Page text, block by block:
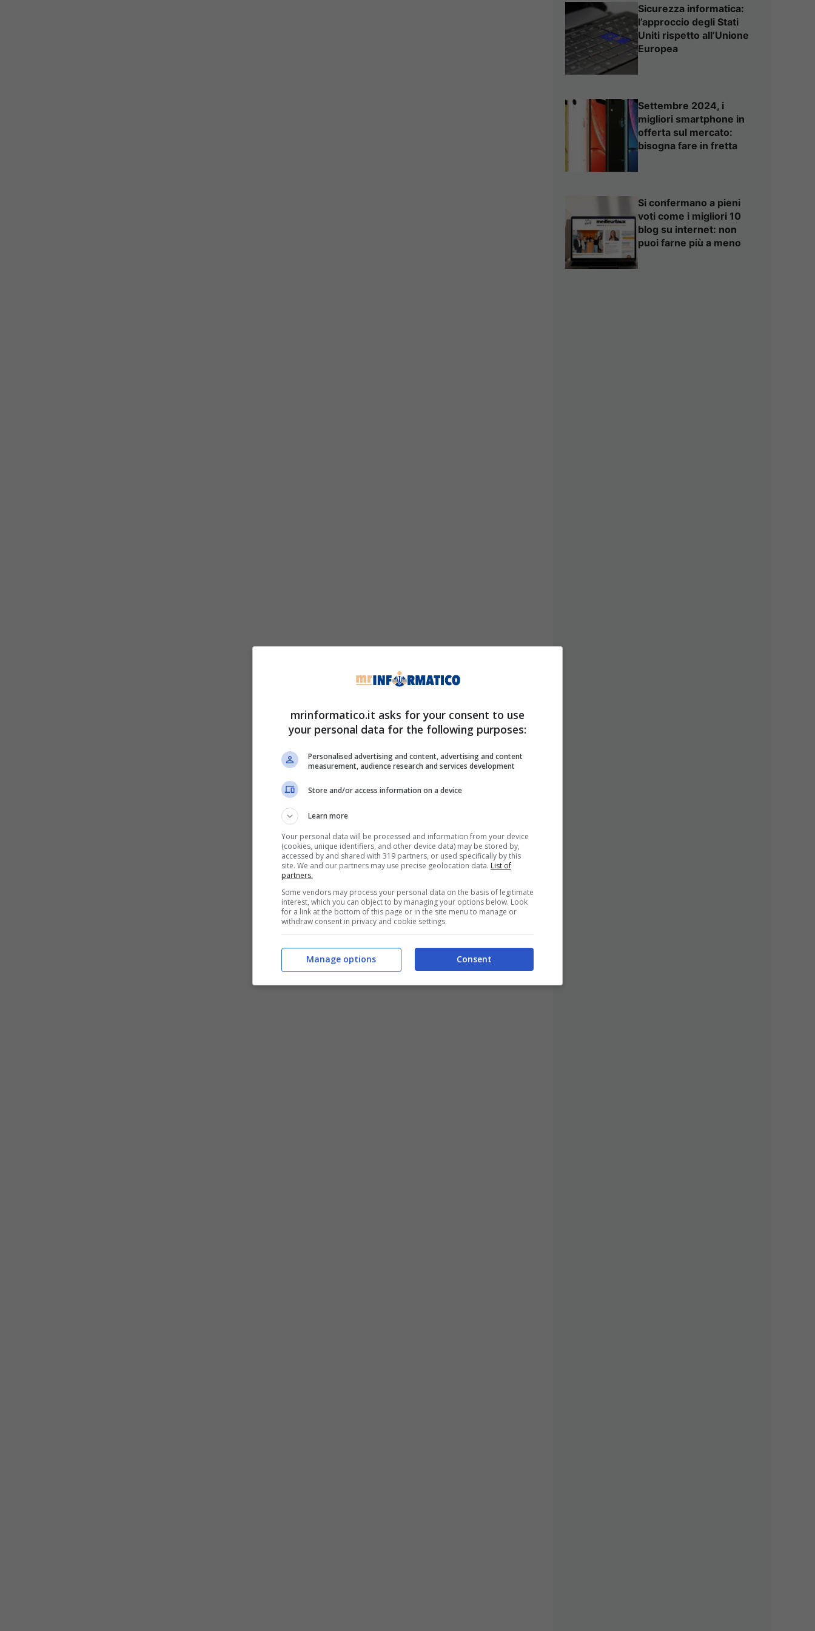
Sicurezza informatica:
l’approccio degli Stati
Uniti rispetto all’Unione
Europea
Settembre 2024, i
migliori smartphone in
offerta sul mercato:
bisogna fare in fretta
Si confermano a pieni
voti come i migliori 10
blog su internet: non
puoi farne più a meno
mrinformatico.it asks for your consent to use
your personal data for the following purposes:
Personalised advertising and content, advertising and content
measurement, audience research and services development
Store and/or access information on a device
Learn more
Your personal data will be processed and information from your device
(cookies, unique identifiers, and other device data) may be stored by,
accessed by and shared with 319 partners, or used specifically by this
site. We and our partners may use precise geolocation data. List of
partners.
Some vendors may process your personal data on the basis of legitimate
interest, which you can object to by managing your options below. Look
for a link at the bottom of this page or in the site menu to manage or
withdraw consent in privacy and cookie settings.
Consent
Manage options